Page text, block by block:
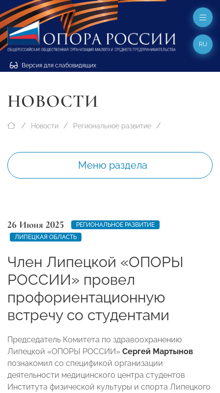
Версия для слабовидящих
RU
НОВОСТИ
Новости Региональное развитие
Меню раздела
26 Июня 2025
РЕГИОНАЛЬНОЕ РАЗВИТИЕ
ЛИПЕЦКАЯ ОБЛАСТЬ
Член Липецкой «ОПОРЫ
РОССИИ» провел
профориентационную
встречу со студентами
Председатель Комитета по здравоохранению
Липецкой «ОПОРЫ РОССИИ» Сергей Мартынов
познакомил со спецификой организации
деятельности медицинского центра студентов
Института физической культуры и спорта Липецкого